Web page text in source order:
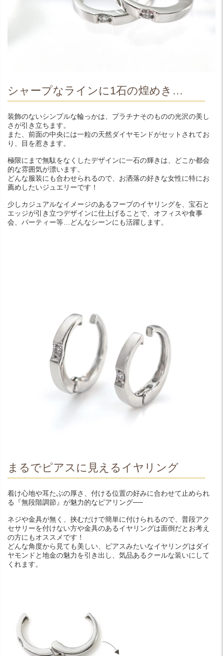
シャープなラインに1石の煌めき…
装飾のないシンプルな輪っかは、プラチナそのものの光沢の美し
さが引き立ちます。
また、前面の中央には一粒の天然ダイヤモンドがセットされてお
り、目を惹きます。
極限にまで無駄をなくしたデザインに一石の輝きは、どこか都会
的な雰囲気が漂います。
どんな服装にも合わせられるので、お洒落の好きな女性に特にお
薦めしたいジュエリーです！
少しカジュアルなイメージのあるフープのイヤリングを、宝石と
エッジが引き立つデザインに仕上げることで、オフィスや食事
会、パーティー等…どんなシーンにも活躍します。
まるでピアスに見えるイヤリング
着け心地や耳たぶの厚さ、付ける位置の好みに合わせて止められ
る『無段階調節』が魅力的なピアリング──
ネジや金具が無く、挟むだけで簡単に付けられるので、普段アク
セサリーを付けない方や金具のあるイヤリングは面倒だとお考え
の方にもオススメです！
どんな角度から見ても美しい、ピアスみたいなイヤリングはダイ
ヤモンドと地金の魅力を引き出し、気品あるクールな装いにして
くれます。